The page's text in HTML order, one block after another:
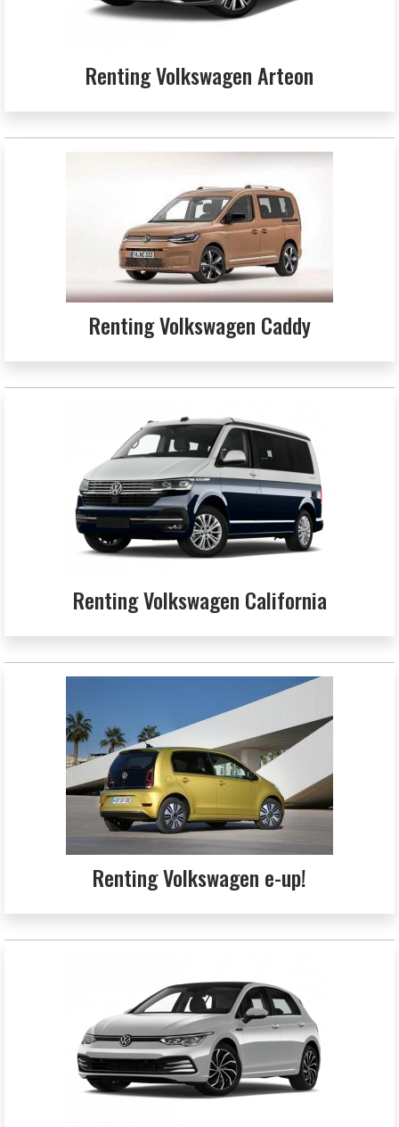
Renting Volkswagen Arteon
Renting Volkswagen Caddy
Renting Volkswagen California
Renting Volkswagen e-up!